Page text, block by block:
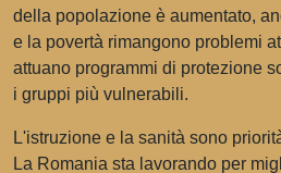
della popolazione è aumentato,
e la povertà rimangono problemi
attuano programmi di protezione
i gruppi più vulnerabili.
L'istruzione e la sanità sono
La Romania sta lavorando per